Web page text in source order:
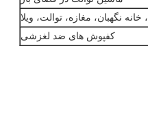
خانه نگهبان، مغازه، توالت، ویلا
کفپوش های ضد لغزشی